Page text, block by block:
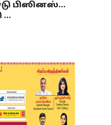
பிஸினஸ்...
...